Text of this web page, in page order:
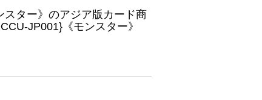
ター》のアジア版カード商
JP001}《モンスター》